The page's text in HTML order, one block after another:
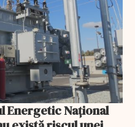
Energetic Național